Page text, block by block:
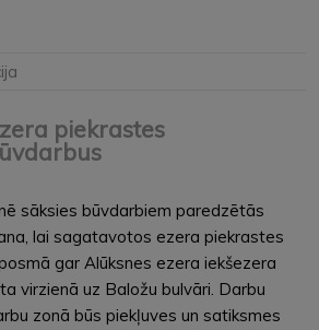
piekrastes
sāksies būvdarbiem paredzētās
lai sagatavotos ezera piekrastes
gar Alūksnes ezera iekšezera
virzienā uz Baložu bulvāri. Darbu
zonā būs piekļuves un satiksmes